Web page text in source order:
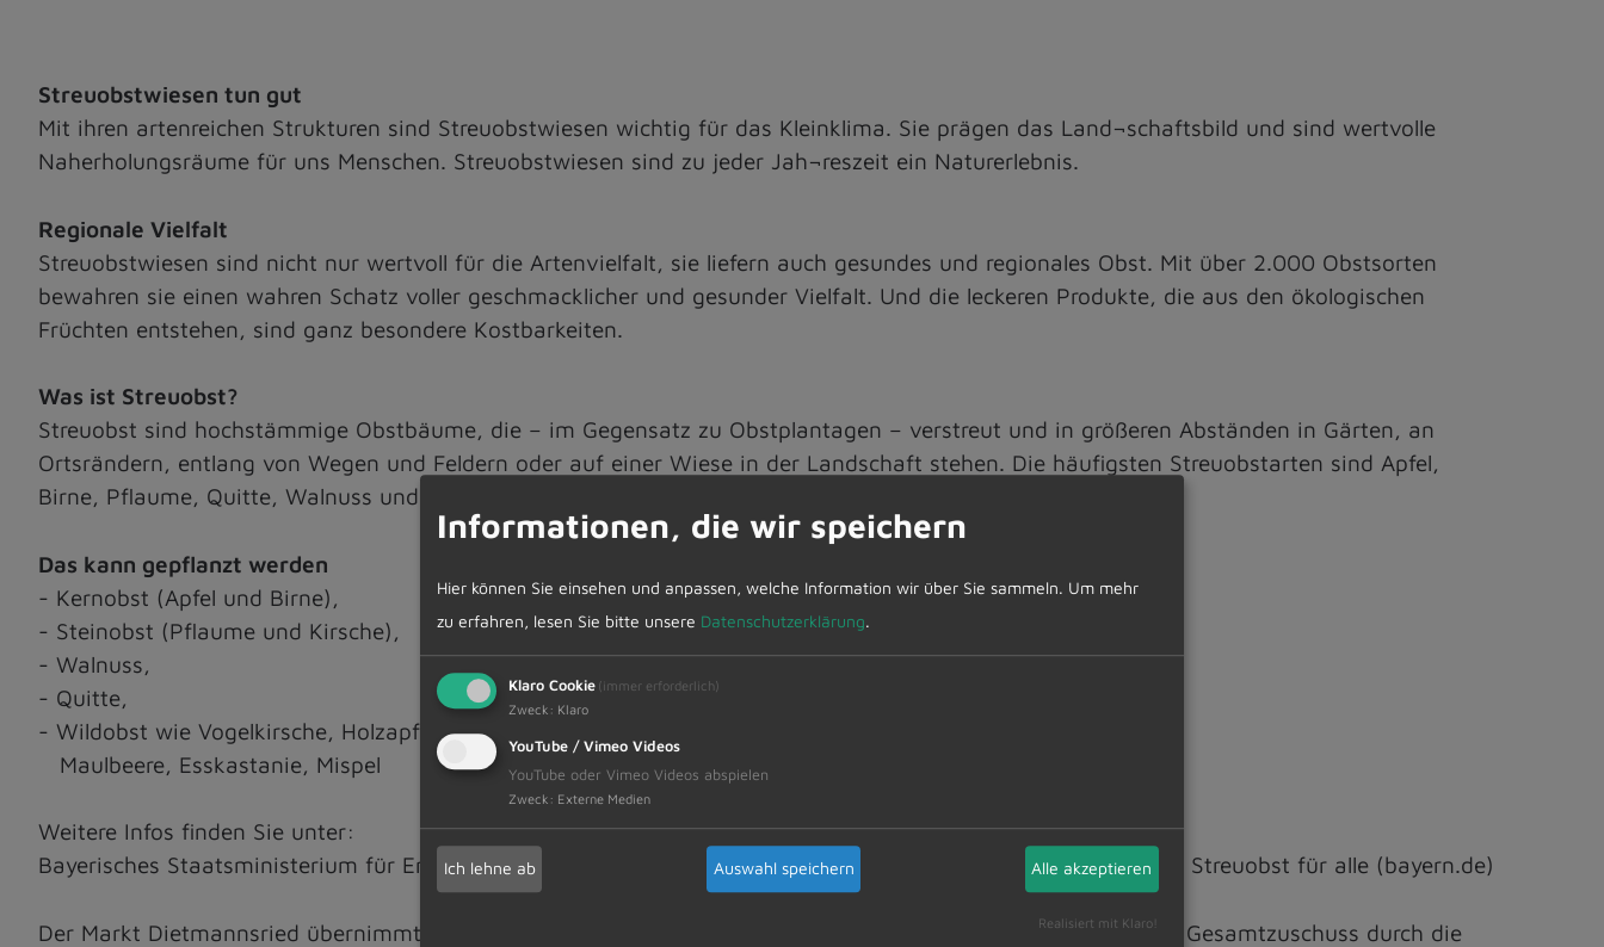
Streuobstwiesen tun gut
Mit ihren artenreichen Strukturen sind Streuobstwiesen wichtig für das Kleinklima. Sie prägen das Land¬schaftsbild und sind wertvolle
Naherholungsräume für uns Menschen. Streuobstwiesen sind zu jeder Jah¬reszeit ein Naturerlebnis.
Regionale Vielfalt
Streuobstwiesen sind nicht nur wertvoll für die Artenvielfalt, sie liefern auch gesundes und regionales Obst. Mit über 2.000 Obstsorten
bewahren sie einen wahren Schatz voller geschmacklicher und gesunder Vielfalt. Und die leckeren Produkte, die aus den ökologischen
Früchten entstehen, sind ganz besondere Kostbarkeiten.
Was ist Streuobst?
Streuobst sind hochstämmige Obstbäume, die – im Gegensatz zu Obstplantagen – verstreut und in größeren Abständen in Gärten, an
Ortsrändern, entlang von Wegen und Feldern oder auf einer Wiese in der Landschaft stehen. Die häufigsten Streuobstarten sind Apfel,
Birne, Pflaume, Quitte, Walnuss und Wildobst, wie Vogelkirsche, Eberesche oder Speierling.
Das kann gepflanzt werden
- Kernobst (Apfel und Birne),
- Steinobst (Pflaume und Kirsche),
- Walnuss,
- Quitte,
- Wildobst wie Vogelkirsche, Holzapfel, Wildbirne, Eberesche, Speierling, Elsbeere,
Maulbeere, Esskastanie, Mispel
Weitere Infos finden Sie unter:
Bayerisches Staatsministerium für Ernährung, Landwirtschaft und Forsten | Streuobstpakt – Förderprogramm Streuobst für alle (bayern.de)
Der Markt Dietmannsried übernimmt die Antragstellung der Förderung, sowie die Baumbestellung für Sie. Der Gesamtzuschuss durch die
Informationen, die wir speichern
Hier können Sie einsehen und anpassen, welche Information wir über Sie sammeln. Um mehr
zu erfahren, lesen Sie bitte unsere Datenschutzerklärung.
Klaro Cookie (immer erforderlich)
Zweck : Klaro
YouTube / Vimeo Videos
YouTube oder Vimeo Videos abspielen
Zweck : Externe Medien
Ich lehne ab Auswahl speichern Alle akzeptieren
Realisiert mit Klaro!